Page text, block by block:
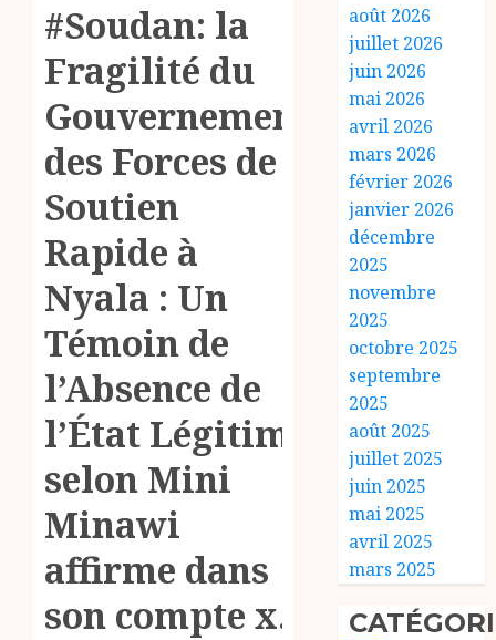
#Soudan: la
Fragilité du
Gouvernement
des Forces de
Soutien
Rapide à
Nyala : Un
Témoin de
l’Absence de
l’État Légitime
selon Mini
Minawi
affirme dans
son compte x…
août 2026
juillet 2026
juin 2026
mai 2026
avril 2026
mars 2026
février 2026
janvier 2026
décembre
2025
novembre
2025
octobre 2025
septembre
2025
août 2025
juillet 2025
juin 2025
mai 2025
avril 2025
mars 2025